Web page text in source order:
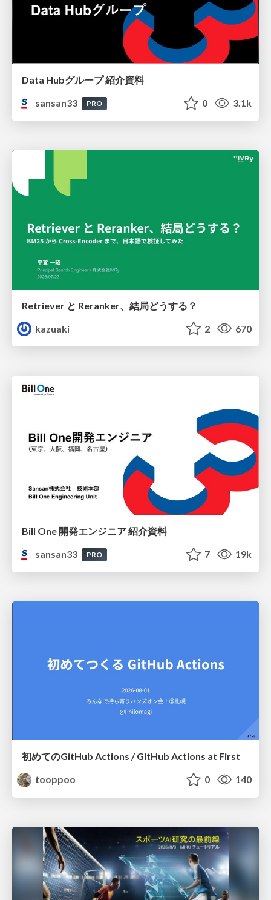
Data Hubグループ 紹介資料
sansan33
PRO 0 3.1k
Retriever と Reranker、結局どうする？
kazuaki
2 670
Bill One 開発エンジニア 紹介資料
sansan33
PRO 7 19k
初めてのGitHub Actions / GitHub Actions at First
tooppoo
0 140